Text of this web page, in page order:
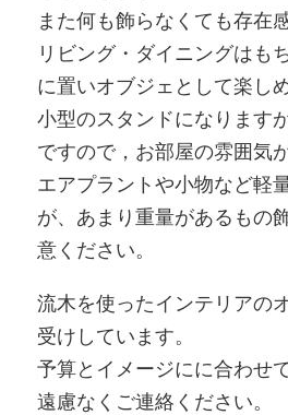
また何も飾らなくても存在
リビング・ダイニングはも
に置いオブジェとして楽しめ
小型のスタンドになります
ですので，お部屋の雰囲気
エアプラントや小物など軽
が、あまり重量があるもの
意ください。
流木を使ったインテリアの
受けしています。
予算とイメージにに合わせ
遠慮なくご連絡ください。